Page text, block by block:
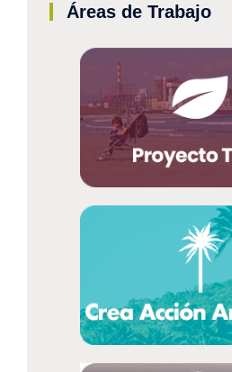
Áreas de Trabajo